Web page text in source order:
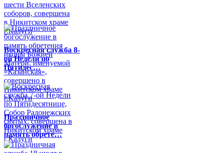
Воскресная служба 8-
ой Недели по
Пятидес…
Праздничное
богослужение в
память обрете…